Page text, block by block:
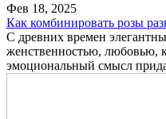
Фев 18, 2025
Как комбинировать розы
С древних времен
женственностью, любовью,
эмоциональный смысл